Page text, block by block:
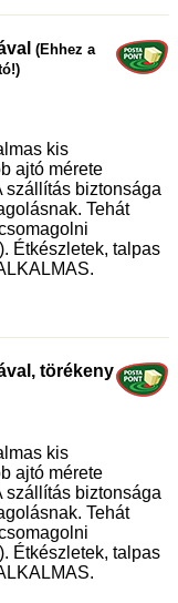
(Ehhez a
kis
ajtó mérete
szállítás biztonsága
Tehát
Étkészletek, talpas
törékeny
kis
ajtó mérete
szállítás biztonsága
Tehát
Étkészletek, talpas